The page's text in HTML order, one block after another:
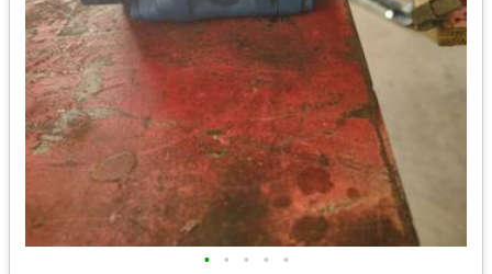
• • • • •